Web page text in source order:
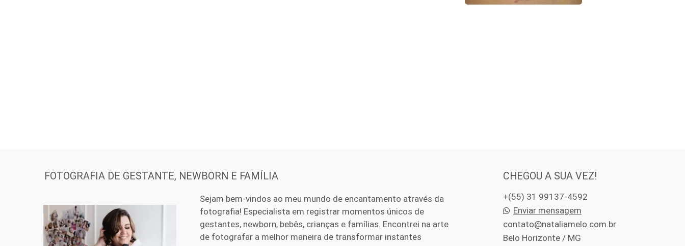
FOTOGRAFIA DE GESTANTE, NEWBORN E FAMÍLIA
Sejam bem-vindos ao meu mundo de encantamento através da
fotografia! Especialista em registrar momentos únicos de
gestantes, newborn, bebês, crianças e famílias. Encontrei na arte
de fotografar a melhor maneira de transformar instantes
CHEGOU A SUA VEZ!
+(55) 31 99137-4592
Enviar mensagem
contato@nataliamelo.com.br
Belo Horizonte / MG